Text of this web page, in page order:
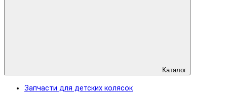
Каталог
Запчасти для детских колясок